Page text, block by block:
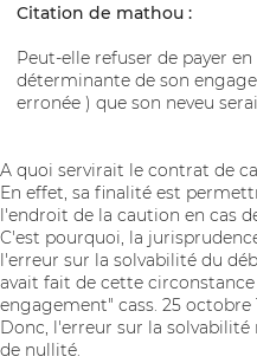
Citation de mathou :
Peut-elle refuser de payer
déterminante de son
erronée ) que son neveu
A quoi servirait le contrat de
En effet, sa finalité est
l'endroit de la caution en cas
C'est pourquoi, la
l'erreur sur la solvabilité du
avait fait de cette
engagement" cass. 25 octobre
Donc, l'erreur sur la solvabilité
de nullité.